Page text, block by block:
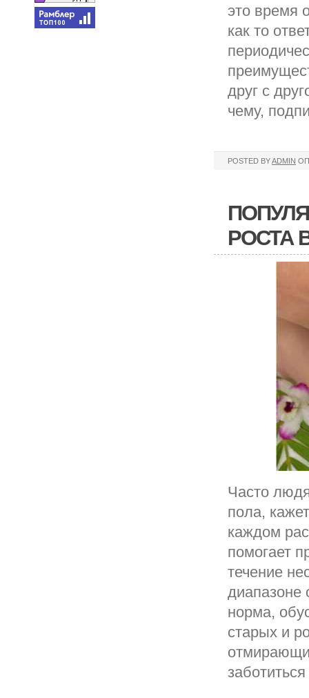
это время
как то
друг с
чему,
POSTED BYADMIN
РОСТА
Часто
пола,
каждом
помогает
течение
диапазоне
норма,
старых и